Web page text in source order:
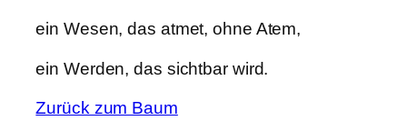
ein Wesen, das atmet, ohne Atem,
ein Werden, das sichtbar wird.
Zurück zum Baum